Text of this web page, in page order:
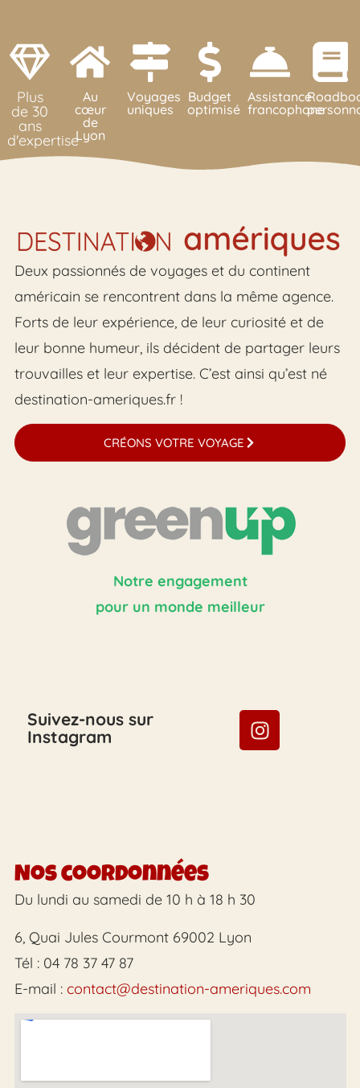
Plus
de 30
ans
d'expertise
Au
cœur
de
Lyon
Voyages
uniques
Budget
optimisé
Assistance
francophone
Deux passionnés de voyages et du continent
américain se rencontrent dans la même agence.
Forts de leur expérience, de leur curiosité et de
leur bonne humeur, ils décident de partager leurs
trouvailles et leur expertise. C’est ainsi qu’est né
destination-ameriques.fr !
CRÉONS VOTRE VOYAGE
Notre engagement
pour un monde meilleur
Suivez-nous sur
Instagram
Nos coordonnées
Du lundi au samedi de 10 h à 18 h 30
6, Quai Jules Courmont 69002 Lyon
Tél : 04 78 37 47 87
E-mail : contact@destination-ameriques.com